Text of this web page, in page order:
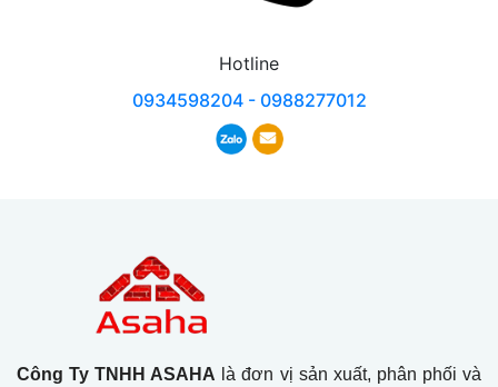
Hotline
0934598204 - 0988277012
Công Ty TNHH ASAHA là đơn vị sản xuất, phân phối và